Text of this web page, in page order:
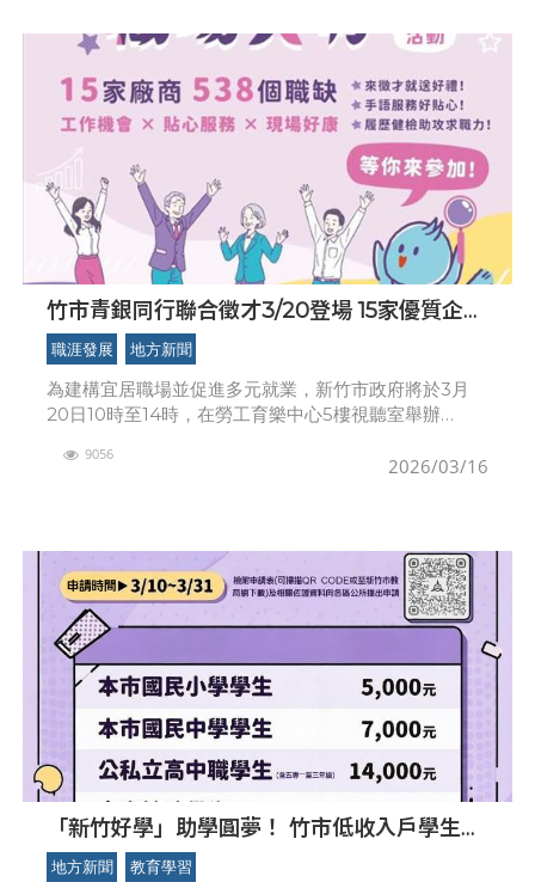
竹市青銀同行聯合徵才3/20登場 15家優質企業
釋出538職缺
職涯發展 地方新聞
為建構宜居職場並促進多元就業，新竹市政府將於3月
20日10時至14時，在勞工育樂中心5樓視聽室舉辦
匯集15家在地優質企業，共計釋出538個多元職缺，
2026/03/16
9056
「新竹好學」助學圓夢！ 竹市低收入戶學生助
學金3/10起受理申請
地方新聞 教育學習